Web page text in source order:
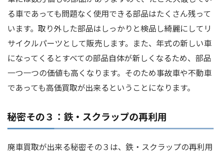
る車であっても問題なく使用できる部品はたくさん残って
います。取り外した部品はしっかりと検品し綺麗にしてリ
サイクルパーツとして販売します。また、年式の新しい車
になってくるとすべての部品自体が新しくなるため、部品
一つ一つの価値も高くなります。そのため事故車や不動車
であっても高価買取が出来るということになります。
秘密その３：鉄・スクラップの再利用
廃車買取が出来る秘密その３は、鉄・スクラップの再利用